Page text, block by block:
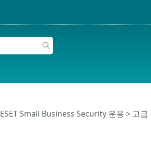
ESET Small Business Security 운용 > 고급